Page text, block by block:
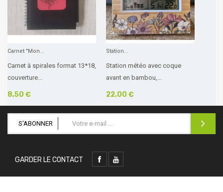
Carnet "Mon...
Carnet à spirales format 13*18,
couverture...
8,50 €
Station...
Station météo avec coque
avant en bambou,...
22,00 €
S'ABONNER
GARDER LE CONTACT